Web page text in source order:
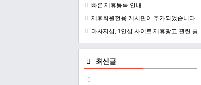
빠른 제휴등록 안내
제휴회원전용 게시판이 추가되었습니다.
마사지샵, 1인샵 사이트 제휴광고 관련 공지
최신글